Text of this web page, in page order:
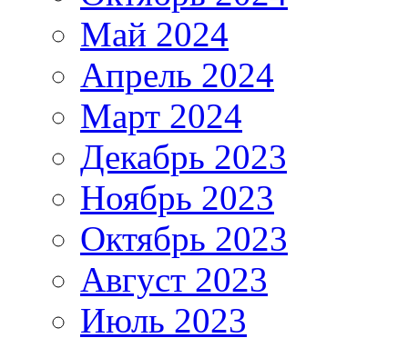
Май 2024
Апрель 2024
Март 2024
Декабрь 2023
Ноябрь 2023
Октябрь 2023
Август 2023
Июль 2023